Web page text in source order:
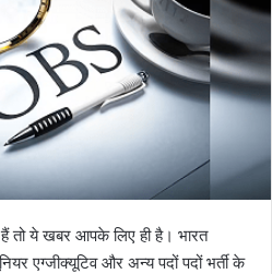
तो ये खबर आपके लिए ही है। भारत
एग्जीक्यूटिव और अन्य पदों पदों भर्ती के